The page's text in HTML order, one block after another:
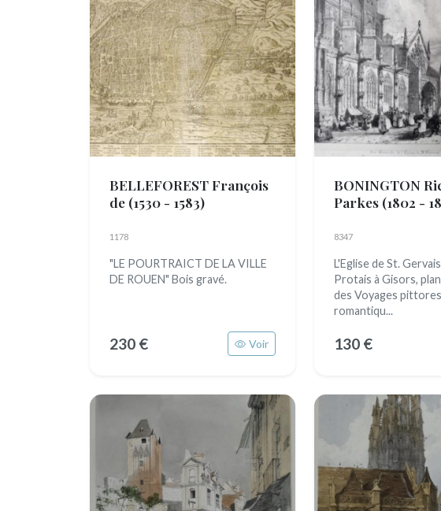
BELLEFOREST François
de (1530 - 1583)
1178
"LE POURTRAICT DE LA VILLE
DE ROUEN" Bois gravé.
230 € Voir
BONINGTON
Parkes (1802 -
8347
L'Eglise de St.
Protais à Gisors,
des Voyages
romantiqu...
130 €